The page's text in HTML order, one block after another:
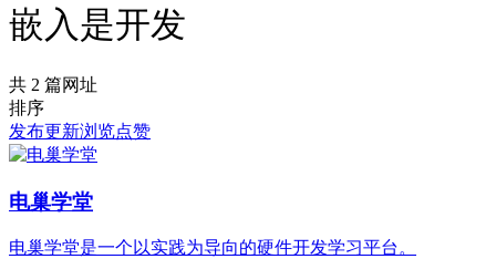
嵌入是开发
共 2 篇网址
排序
发布更新浏览点赞
电巢学堂
电巢学堂是一个以实践为导向的硬件开发学习平台。